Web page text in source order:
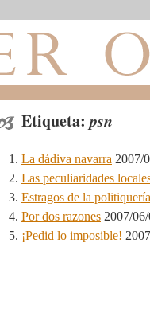
Etiqueta:psn
La dádiva navarra 2007/
Las peculiaridades
Estragos de la politiquería
Por dos razones 2007/
¡Pedid lo imposible!